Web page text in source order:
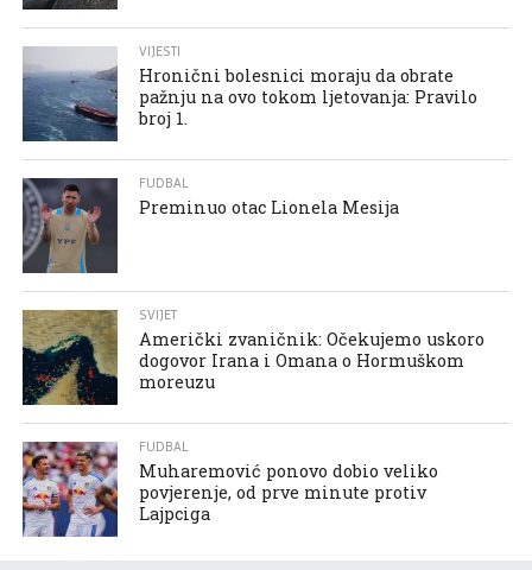
VIJESTI
Hronični bolesnici moraju da obrate
pažnju na ovo tokom ljetovanja: Pravilo
broj 1.
FUDBAL
Preminuo otac Lionela Mesija
SVIJET
Američki zvaničnik: Očekujemo uskoro
dogovor Irana i Omana o Hormuškom
moreuzu
FUDBAL
Muharemović ponovo dobio veliko
povjerenje, od prve minute protiv
Lajpciga